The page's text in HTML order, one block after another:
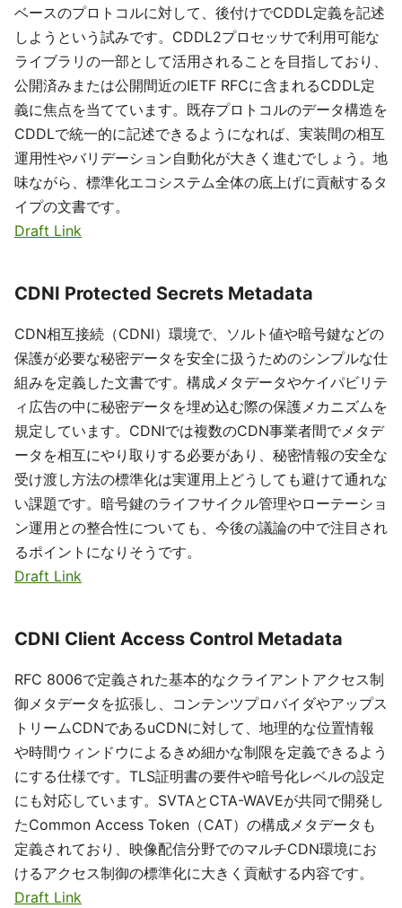
ベースのプロトコルに対して、後付けでCDDL定義を記述
しようという試みです。CDDL2プロセッサで利用可能な
ライブラリの一部として活用されることを目指しており、
公開済みまたは公開間近のIETF RFCに含まれるCDDL定
義に焦点を当てています。既存プロトコルのデータ構造を
CDDLで統一的に記述できるようになれば、実装間の相互
運用性やバリデーション自動化が大きく進むでしょう。地
味ながら、標準化エコシステム全体の底上げに貢献するタ
イプの文書です。
Draft Link
CDNI Protected Secrets Metadata
CDN相互接続（CDNI）環境で、ソルト値や暗号鍵などの
保護が必要な秘密データを安全に扱うためのシンプルな仕
組みを定義した文書です。構成メタデータやケイパビリテ
ィ広告の中に秘密データを埋め込む際の保護メカニズムを
規定しています。CDNIでは複数のCDN事業者間でメタデ
ータを相互にやり取りする必要があり、秘密情報の安全な
受け渡し方法の標準化は実運用上どうしても避けて通れな
い課題です。暗号鍵のライフサイクル管理やローテーショ
ン運用との整合性についても、今後の議論の中で注目され
るポイントになりそうです。
Draft Link
CDNI Client Access Control Metadata
RFC 8006で定義された基本的なクライアントアクセス制
御メタデータを拡張し、コンテンツプロバイダやアップス
トリームCDNであるuCDNに対して、地理的な位置情報
や時間ウィンドウによるきめ細かな制限を定義できるよう
にする仕様です。TLS証明書の要件や暗号化レベルの設定
にも対応しています。SVTAとCTA-WAVEが共同で開発し
たCommon Access Token（CAT）の構成メタデータも
定義されており、映像配信分野でのマルチCDN環境にお
けるアクセス制御の標準化に大きく貢献する内容です。
Draft Link